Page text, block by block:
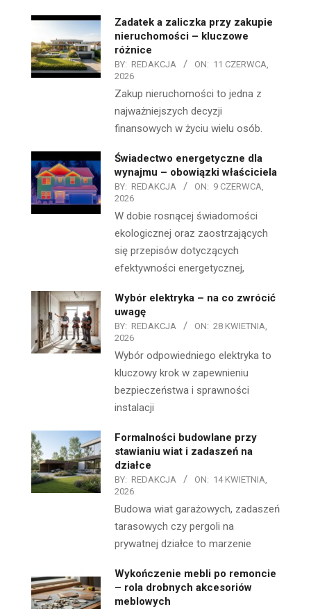
Zadatek a zaliczka przy zakupie
nieruchomości – kluczowe
różnice
BY: REDAKCJA ON: 11 CZERWCA,
2026
Zakup nieruchomości to jedna z
najważniejszych decyzji
finansowych w życiu wielu osób.
Świadectwo energetyczne dla
wynajmu – obowiązki właściciela
BY: REDAKCJA ON: 9 CZERWCA,
2026
W dobie rosnącej świadomości
ekologicznej oraz zaostrzających
się przepisów dotyczących
efektywności energetycznej,
Wybór elektryka – na co zwrócić
uwagę
BY: REDAKCJA ON: 28 KWIETNIA,
2026
Wybór odpowiedniego elektryka to
kluczowy krok w zapewnieniu
bezpieczeństwa i sprawności
instalacji
Formalności budowlane przy
stawianiu wiat i zadaszeń na
działce
BY: REDAKCJA ON: 14 KWIETNIA,
2026
Budowa wiat garażowych, zadaszeń
tarasowych czy pergoli na
prywatnej działce to marzenie
Wykończenie mebli po remoncie
– rola drobnych akcesoriów
meblowych